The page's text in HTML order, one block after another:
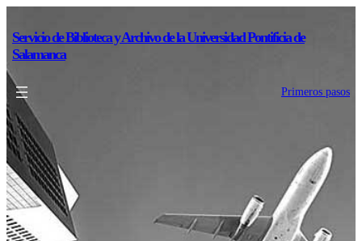
Servicio de Biblioteca y Archivo de la Universidad Pontificia de
Salamanca
Primeros pasos